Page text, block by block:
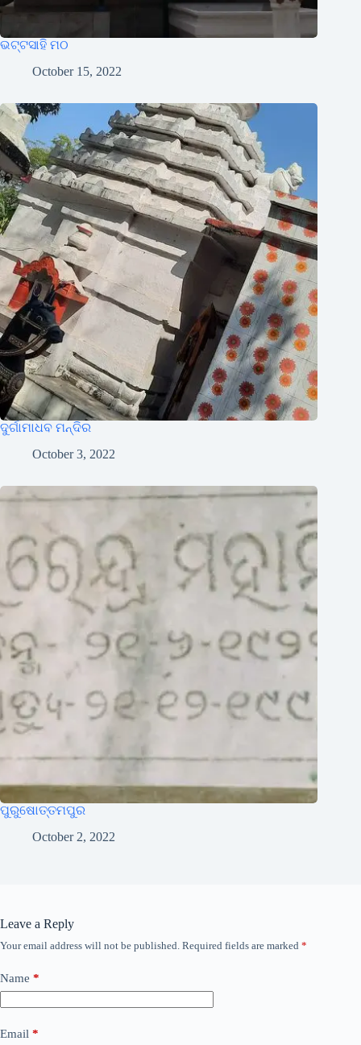
ଭଟ୍ଟସାହି ମଠ
October 15, 2022
ଦୁର୍ଗାମାଧବ ମନ୍ଦିର
October 3, 2022
ପୁରୁଷୋତ୍ତମପୁର
October 2, 2022
Leave a Reply
Your email address will not be published. Required fields are marked *
Name *
Email *